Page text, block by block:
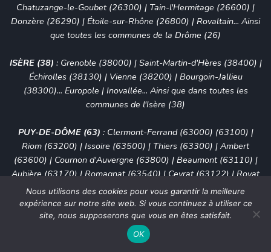
Chatuzange-le-Goubet (26300) | Tain-l'Hermitage (26600) |
Donzère (26290) | Étoile-sur-Rhône (26800) | Rovaltain... Ainsi
que toutes les communes de la Drôme (26)
ISÈRE (38) : Grenoble (38000) | Saint-Martin-d'Hères (38400) |
Échirolles (38130) | Vienne (38200) | Bourgoin-Jallieu
(38300)... Europole | Inovallée... Ainsi que dans toutes les
communes de l'Isère (38)
PUY-DE-DÔME (63) : Clermont-Ferrand (63000) (63100) |
Riom (63200) | Issoire (63500) | Thiers (63300) | Ambert
(63600) | Cournon d'Auvergne (63800) | Beaumont (63110) |
Aubière (63170) | Romagnat (63540) | Ceyrat (63122) | Royat
(63130)... Ainsi que toutes les communes du Puy-de-Dôme (63)
RHÔNE (69):Lyon (69000):1er|2ème| 3ème|4ème|
5ème
7ème|8ème
La Confluence
Nous utilisons des cookies pour vous garantir la meilleure
expérience sur notre site web. Si vous continuez à utiliser ce
site, nous supposerons que vous en êtes satisfait.
OK